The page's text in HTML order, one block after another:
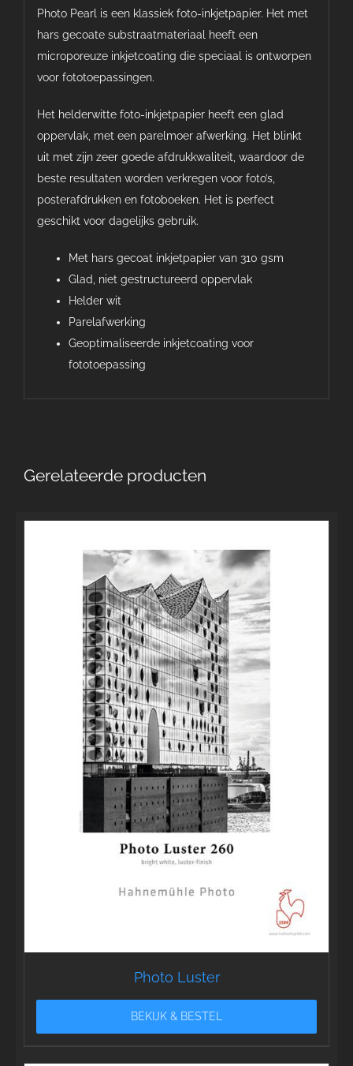
Photo Pearl is een klassiek foto-inkjetpapier. Het met
hars gecoate substraatmateriaal heeft een
microporeuze inkjetcoating die speciaal is ontworpen
voor fototoepassingen.
Het helderwitte foto-inkjetpapier heeft een glad
oppervlak, met een parelmoer afwerking. Het blinkt
uit met zijn zeer goede afdrukkwaliteit, waardoor de
beste resultaten worden verkregen voor foto’s,
posterafdrukken en fotoboeken. Het is perfect
geschikt voor dagelijks gebruik.
Met hars gecoat inkjetpapier van 310 gsm
Glad, niet gestructureerd oppervlak
Helder wit
Parelafwerking
Geoptimaliseerde inkjetcoating voor
fototoepassing
Gerelateerde producten
Photo Luster
BEKIJK & BESTEL